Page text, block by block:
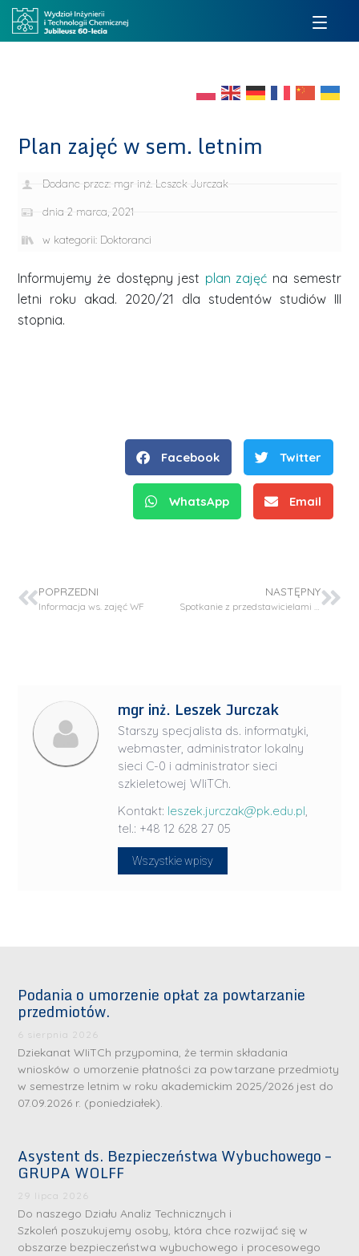
Plan zajęć w sem. letnim
Dodane przez: mgr inż. Leszek Jurczak
dnia 2 marca, 2021
w kategorii: Doktoranci
Informujemy że dostępny jest plan zajęć na semestr
letni roku akad. 2020/21 dla studentów studiów III
stopnia.
Facebook Twitter
WhatsApp Email
POPRZEDNI
Informacja ws. zajęć WF
NASTĘPNY
Spotkanie z przedstawicielami firmy Testchem
mgr inż. Leszek Jurczak
Starszy specjalista ds. informatyki,
webmaster, administrator lokalny
sieci C-0 i administrator sieci
szkieletowej WIiTCh.
Kontakt: leszek.jurczak@pk.edu.pl,
tel.: +48 12 628 27 05
Wszystkie wpisy
Podania o umorzenie opłat za powtarzanie
przedmiotów.
6 sierpnia 2026
Dziekanat WIiTCh przypomina, że termin składania
wniosków o umorzenie płatności za powtarzane przedmioty
w semestrze letnim w roku akademickim 2025/2026 jest do
07.09.2026 r. (poniedziałek).
Asystent ds. Bezpieczeństwa Wybuchowego –
GRUPA WOLFF
29 lipca 2026
Do naszego Działu Analiz Technicznych i
Szkoleń poszukujemy osoby, która chce rozwijać się w
obszarze bezpieczeństwa wybuchowego i procesowego